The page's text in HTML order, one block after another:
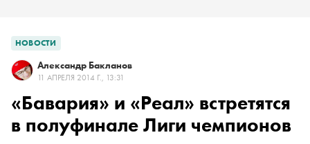
НОВОСТИ
Александр Бакланов
11 АПРЕЛЯ 2014 Г., 13:31
«Бавария» и «Реал» встретятся
в полуфинале Лиги чемпионов